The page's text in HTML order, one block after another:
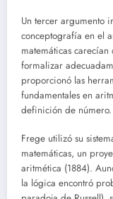
Un tercer argumento
conceptografía en el
matemáticas
formalizar
proporcionó las
fundamentales en
definición de número.
Frege utilizó su
matemáticas, un
aritmética (1884).
la lógica encontró